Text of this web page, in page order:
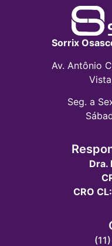
Sorrix
Av. Antônio
Seg. a
Dra.
CRO CL: